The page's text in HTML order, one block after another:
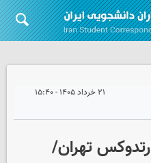
۲۱ خرداد ۱۴۰۵ - ۱۵:۴۰
تهران/